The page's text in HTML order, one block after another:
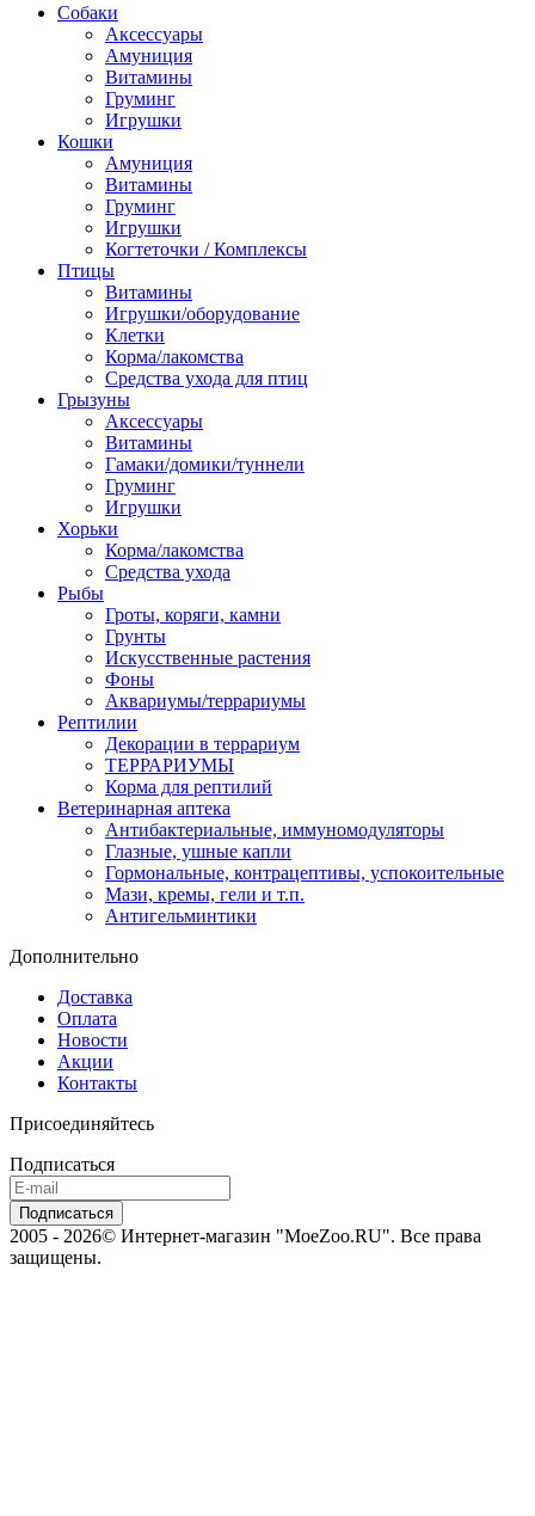
Собаки
Аксессуары
Амуниция
Витамины
Груминг
Игрушки
Кошки
Амуниция
Витамины
Груминг
Игрушки
Когтеточки / Комплексы
Птицы
Витамины
Игрушки/оборудование
Клетки
Корма/лакомства
Средства ухода для птиц
Грызуны
Аксессуары
Витамины
Гамаки/домики/туннели
Груминг
Игрушки
Хорьки
Корма/лакомства
Средства ухода
Рыбы
Гроты, коряги, камни
Грунты
Искусственные растения
Фоны
Аквариумы/террариумы
Рептилии
Декорации в террариум
ТЕРРАРИУМЫ
Корма для рептилий
Ветеринарная аптека
Антибактериальные, иммуномодуляторы
Глазные, ушные капли
Гормональные, контрацептивы, успокоительные
Мази, кремы, гели и т.п.
Антигельминтики
Дополнительно
Доставка
Оплата
Новости
Акции
Контакты
Присоединяйтесь
Подписаться
2005 - 2026© Интернет-магазин "MoeZoo.RU". Все права
защищены.